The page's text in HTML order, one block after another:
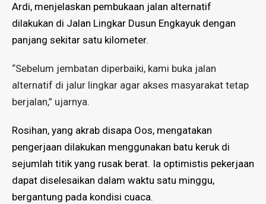
Ardi, menjelaskan pembukaan jalan alternatif
dilakukan di Jalan Lingkar Dusun Engkayuk dengan
panjang sekitar satu kilometer.
“Sebelum jembatan diperbaiki, kami buka jalan
alternatif di jalur lingkar agar akses masyarakat tetap
berjalan,” ujarnya.
Rosihan, yang akrab disapa Oos, mengatakan
pengerjaan dilakukan menggunakan batu keruk di
sejumlah titik yang rusak berat. Ia optimistis pekerjaan
dapat diselesaikan dalam waktu satu minggu,
bergantung pada kondisi cuaca.